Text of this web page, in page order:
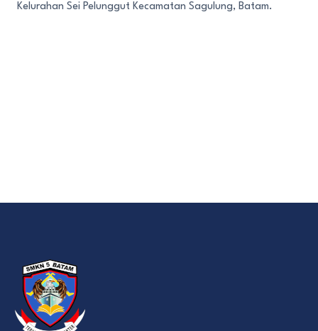
Kelurahan Sei Pelunggut Kecamatan Sagulung, Batam.